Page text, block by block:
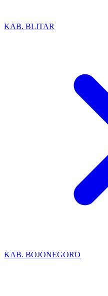
KAB. BLITAR
KAB. BOJONEGORO